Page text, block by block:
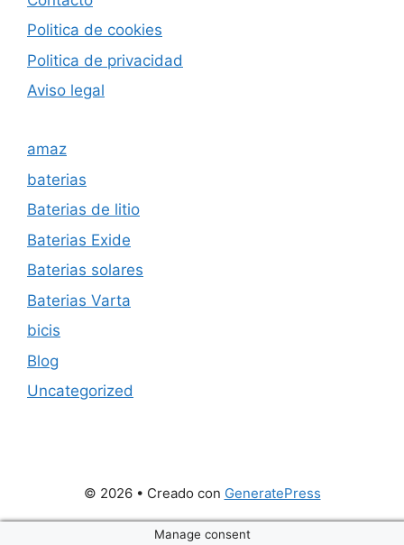
Politica de cookies
Politica de privacidad
Aviso legal
amaz
baterias
Baterias de litio
Baterias Exide
Baterias solares
Baterias Varta
bicis
Blog
Uncategorized
© 2026 • Creado con GeneratePress
Manage consent